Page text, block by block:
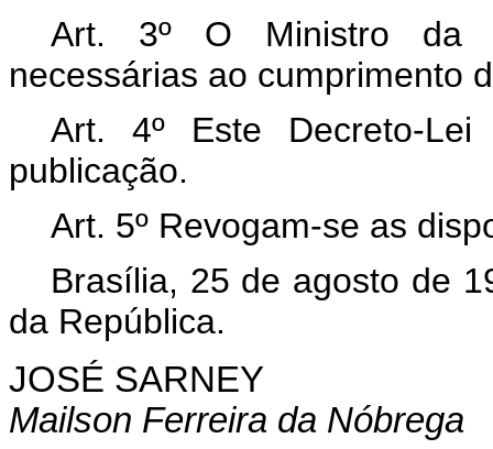
Art. 3º O Ministro da
necessárias ao cumprimento
Art. 4º Este Decreto-
publicação.
Art. 5º Revogam-se as
Brasília, 25 de agosto de
da República.
JOSÉ SARNEY
Mailson Ferreira da Nóbrega